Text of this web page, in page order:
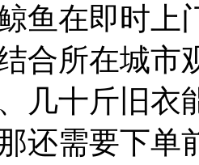
鱼在即时上
合所在城市
几十斤旧衣
还需要下单